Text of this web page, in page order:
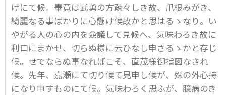
げにて候。畢竟は武勇の方疎々しき故、爪根みがき、
綺麗なる事ばかりに心懸け候故かと思はるゝなり。い
やがる人の心の内を僉議して見候へ、気味わろき故に
利口にまかせ、切らぬ様に云ひなし申さるゝかと存じ
候。せでならぬ事なればこそ、直茂様御指図なされ
候。先年、嘉瀬にて切り候て見申し候が、殊の外心持
になり申すものにて候。気味わろく思ふが、臆病のき